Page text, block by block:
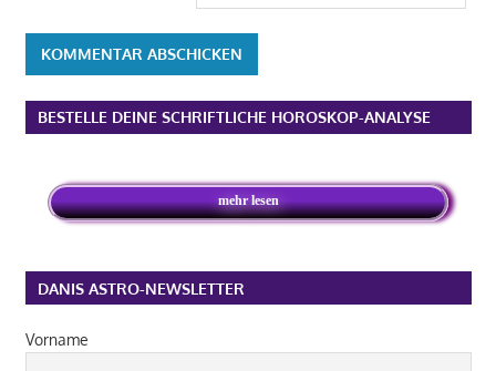
Alternative:
BESTELLE DEINE SCHRIFTLICHE HOROSKOP-ANALYSE
mehr lesen
DANIS ASTRO-NEWSLETTER
Vorname